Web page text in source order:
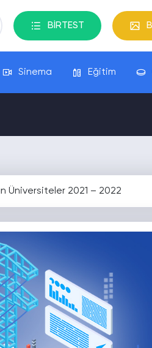
BİRTEST
Sinema Eğitim
Üniversiteler 2021 – 2022